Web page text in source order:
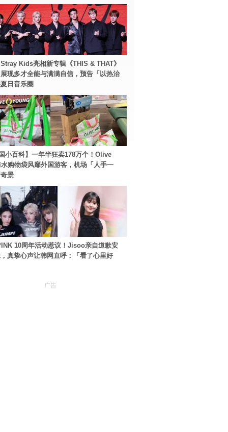
Kids亮相新专辑《THIS & THAT》
现多才全能与满满自信，预告「以热治
日音乐圈
小百科】一年半狂卖178万个！Olive
购物袋风靡外国游客，机场「人手一
景
10周年活动惹议！Jisoo亲自道歉安
真挚心声让韩网直呼：「看了心里好
广告